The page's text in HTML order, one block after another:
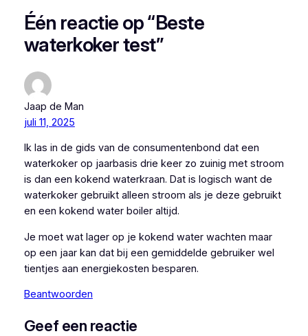
Één reactie op “Beste
waterkoker test”
Jaap de Man
juli 11, 2025
Ik las in de gids van de consumentenbond dat een
waterkoker op jaarbasis drie keer zo zuinig met stroom
is dan een kokend waterkraan. Dat is logisch want de
waterkoker gebruikt alleen stroom als je deze gebruikt
en een kokend water boiler altijd.
Je moet wat lager op je kokend water wachten maar
op een jaar kan dat bij een gemiddelde gebruiker wel
tientjes aan energiekosten besparen.
Beantwoorden
Geef een reactie